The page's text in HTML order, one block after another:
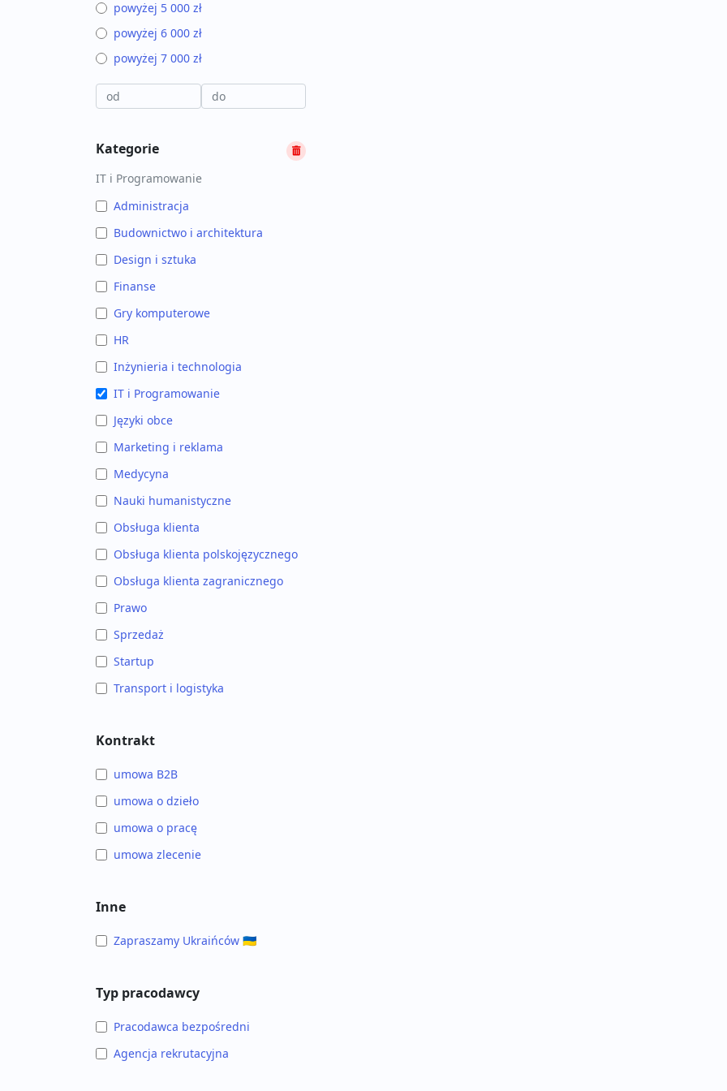
powyżej 5 000 zł
powyżej 6 000 zł
powyżej 7 000 zł
Kategorie
IT i Programowanie
Administracja
Budownictwo i architektura
Design i sztuka
Finanse
Gry komputerowe
HR
Inżynieria i technologia
IT i Programowanie
Języki obce
Marketing i reklama
Medycyna
Nauki humanistyczne
Obsługa klienta
Obsługa klienta polskojęzycznego
Obsługa klienta zagranicznego
Prawo
Sprzedaż
Startup
Transport i logistyka
Kontrakt
umowa B2B
umowa o dzieło
umowa o pracę
umowa zlecenie
Inne
Zapraszamy Ukraińców 🇺🇦
Typ pracodawcy
Pracodawca bezpośredni
Agencja rekrutacyjna